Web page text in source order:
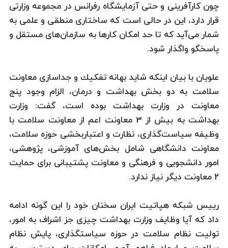
چون كارآفرینی و حتی آزمایشگاه رفرانس در مجموعه وزارتی
قرار دارد، این در حالی است كه ساختاری منطقی و علمی به
شمار می‌آید كه تا حد امكان كارها به سازمان‌های مستقل و
پاسخگو واگذار شود.
علویان با بیان اینكه شاید بهانه تفكیك و جداسازی معاونت
سلامت به دو بخش بهداشت و درمان، الزام وجود پنج
معاونت در وزارت بهداشت بوده است، گفت: وزارت
بهداشت به بیش از 3 معاونت اعم از معاونت سلامت با
وظیفه سیاست‌گذاری، نظارت و اعتباربخشی حوزه سلامت،
معاونت دانشگاهی شامل بخش‌های آموزشی، پژوهشی،
امور دانشجویی و فرهنگی و معاونت پشتیبانی برای حمایت
2 معاونت دیگر نیاز ندارد.
رییس شبكه هپاتیت ایران سخنان خود را این گونه ادامه
داد كه آیا وظایف وزارت بهداشت چیزی جز اشراف به امور،
تولیت نظام سلامت در حوزه سیاستگذاری، پایش نظام